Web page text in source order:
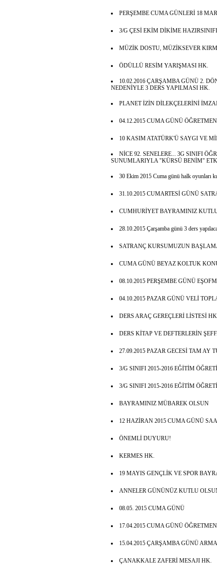
PERŞEMBE CUMA GÜNLERİ 18
3/G ÇESİ EKİM DİKİME
MÜZİK DOSTU, MÜZİKSEVER
ÖDÜLLÜ RESİM YARIŞMASI HK.
10.02.2016 ÇARŞAMBA GÜNÜ 2.
NEDENİYLE 3 DERS YAPILMASI HK.
PLANET İZİN DİLEKÇELERİNİ
04.12.2015 CUMA GÜNÜ
10 KASIM ATATÜRK'Ü SAYGI VE
NİCE 92. SENELERE... 3G SINIFI
SUNUMLARIYLA "KÜRSÜ BENİM"
30 Ekim 2015 Cuma günü halk oyunları
31.10.2015 CUMARTESİ GÜNÜ
CUMHURİYET BAYRAMINIZ
28.10.2015 Çarşamba günü 3 ders
SATRANÇ KURSUMUZUN
CUMA GÜNÜ BEYAZ KOLTUK
08.10.2015 PERŞEMBE GÜNÜ
04.10.2015 PAZAR GÜNÜ VELİ
DERS ARAÇ GEREÇLERİ LİSTESİ
DERS KİTAP VE DEFTERLERİN
27.09.2015 PAZAR GECESİ TAM AY
3/G SINIFI 2015-2016 EĞİTİM
3/G SINIFI 2015-2016 EĞİTİM
BAYRAMINIZ MÜBAREK OLSUN
12 HAZİRAN 2015 CUMA GÜNÜ
ÖNEMLİ DUYURU!
KERMES HK.
19 MAYIS GENÇLİK VE SPOR
ANNELER GÜNÜNÜZ KUTLU
08.05. 2015 CUMA GÜNÜ
17.04.2015 CUMA GÜNÜ
15.04.2015 ÇARŞAMBA GÜNÜ
ÇANAKKALE ZAFERİ MESAJI HK.